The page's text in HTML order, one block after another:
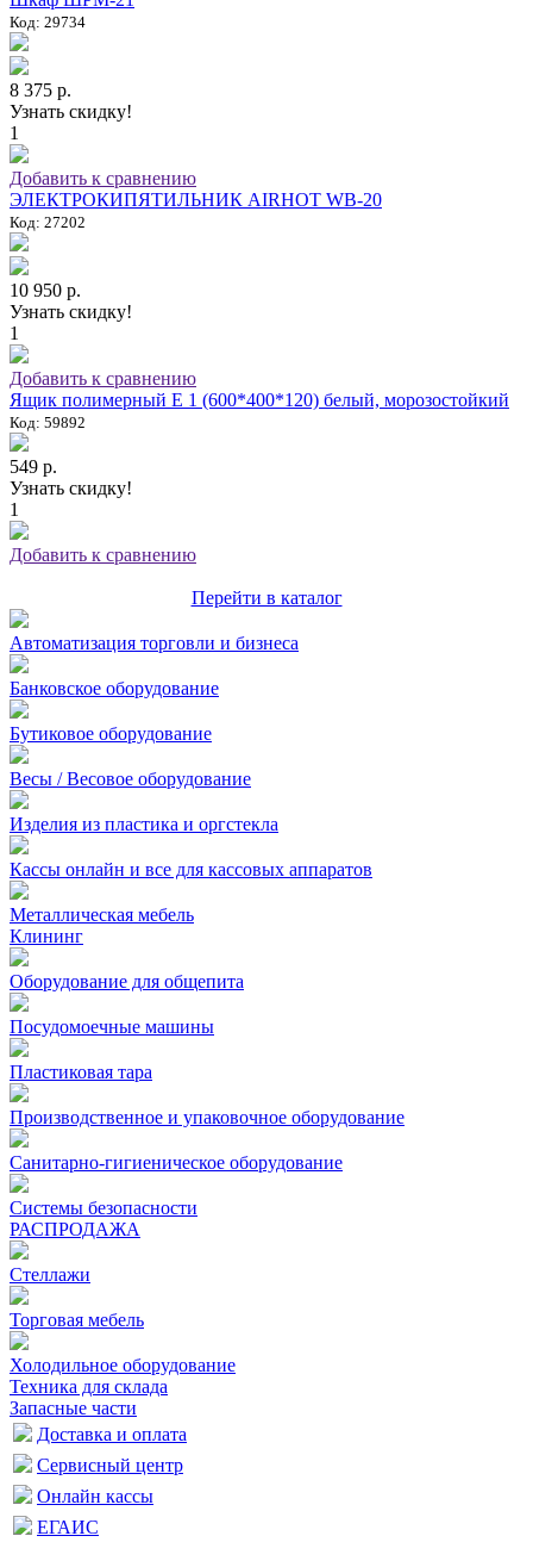
Код: 29734
8 375 р.
Узнать скидку!
1
Добавить к сравнению
ЭЛЕКТРОКИПЯТИЛЬНИК AIRHOT WB-20
Код: 27202
10 950 р.
Узнать скидку!
1
Добавить к сравнению
Ящик полимерный E 1 (600*400*120) белый, морозостойкий
Код: 59892
549 р.
Узнать скидку!
1
Добавить к сравнению
Перейти в каталог
Автоматизация торговли и бизнеса
Банковское оборудование
Бутиковое оборудование
Весы / Весовое оборудование
Изделия из пластика и оргстекла
Кассы онлайн и все для кассовых аппаратов
Металлическая мебель
Клининг
Оборудование для общепита
Посудомоечные машины
Пластиковая тара
Производственное и упаковочное оборудование
Санитарно-гигиеническое оборудование
Системы безопасности
РАСПРОДАЖА
Стеллажи
Торговая мебель
Холодильное оборудование
Техника для склада
Запасные части
Доставка и оплата
Сервисный центр
Онлайн кассы
ЕГАИС